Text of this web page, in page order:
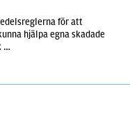
för att
hjälpa egna skadade
…